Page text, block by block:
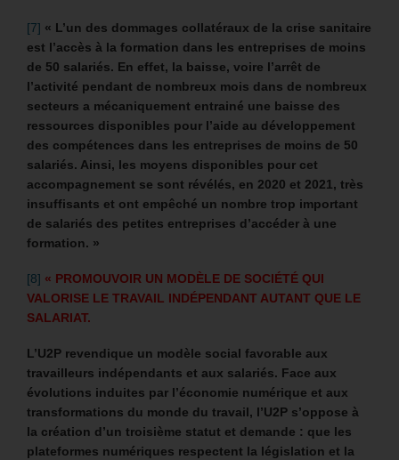
[7] « L’un des dommages collatéraux de la crise sanitaire
est l’accès à la formation dans les entreprises de moins
de 50 salariés. En effet, la baisse, voire l’arrêt de
l’activité pendant de nombreux mois dans de nombreux
secteurs a mécaniquement entrainé une baisse des
ressources disponibles pour l’aide au développement
des compétences dans les entreprises de moins de 50
salariés. Ainsi, les moyens disponibles pour cet
accompagnement se sont révélés, en 2020 et 2021, très
insuffisants et ont empêché un nombre trop important
de salariés des petites entreprises d’accéder à une
formation. »
[8] « PROMOUVOIR UN MODÈLE DE SOCIÉTÉ QUI
VALORISE LE TRAVAIL INDÉPENDANT AUTANT QUE LE
SALARIAT.
L’U2P revendique un modèle social favorable aux
travailleurs indépendants et aux salariés. Face aux
évolutions induites par l’économie numérique et aux
transformations du monde du travail, l’U2P s’oppose à
la création d’un troisième statut et demande : que les
plateformes numériques respectent la législation et la